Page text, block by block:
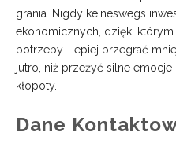
grania. Nigdy keineswegs
ekonomicznych, dzięki
potrzeby. Lepiej przegrać
jutro, niż przeżyć silne
kłopoty.
Dane